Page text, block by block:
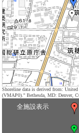
Shoreline data is derived from:
(VMAP0)." Bethesda, MD: Denver,
全施設表示